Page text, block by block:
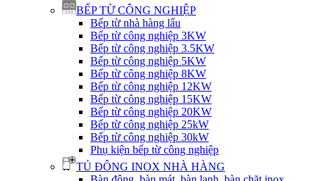
BẾP TỪ CÔNG NGHIỆP
Bếp từ nhà hàng lẩu
Bếp từ công nghiệp 3KW
Bếp từ công nghiệp 3.5KW
Bếp từ công nghiệp 5KW
Bếp từ công nghiệp 8KW
Bếp từ công nghiệp 12KW
Bếp từ công nghiệp 15KW
Bếp từ công nghiệp 20KW
Bếp từ công nghiệp 25kW
Bếp từ công nghiệp 30kW
Phụ kiện bếp từ công nghiệp
TỦ ĐÔNG INOX NHÀ HÀNG